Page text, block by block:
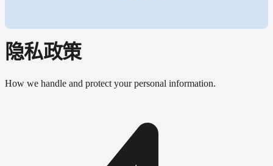
隐私政策
How we handle and protect your personal information.